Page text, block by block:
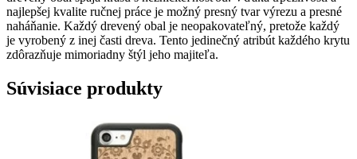
najlepšej kvalite ručnej práce je možný presný tvar výrezu a presné
naháňanie. Každý drevený obal je neopakovateľný, pretože každý
je vyrobený z inej časti dreva. Tento jedinečný atribút každého krytu
zdôrazňuje mimoriadny štýl jeho majiteľa.
Súvisiace produkty